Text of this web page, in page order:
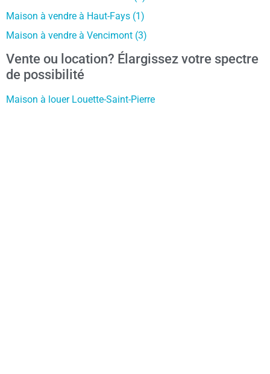
Maison à vendre à Haut-Fays (1)
Maison à vendre à Vencimont (3)
Vente ou location? Élargissez votre spectre
de possibilité
Maison à louer Louette-Saint-Pierre